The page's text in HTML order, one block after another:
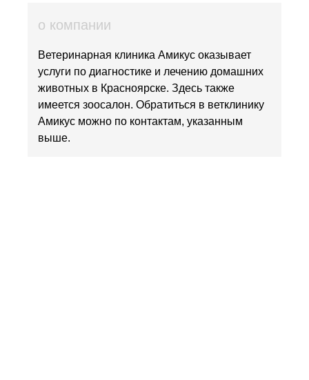
о компании
Ветеринарная клиника Амикус оказывает
услуги по диагностике и лечению домашних
животных в Красноярске. Здесь также
имеется зоосалон. Обратиться в ветклинику
Амикус можно по контактам, указанным
выше.